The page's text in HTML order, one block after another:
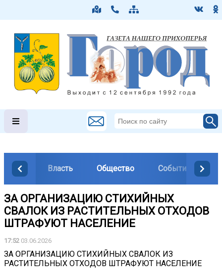
Власть Общество События
ЗА ОРГАНИЗАЦИЮ СТИХИЙНЫХ
СВАЛОК ИЗ РАСТИТЕЛЬНЫХ ОТХОДОВ
ШТРАФУЮТ НАСЕЛЕНИЕ
17:52 03.06.2026
ЗА ОРГАНИЗАЦИЮ СТИХИЙНЫХ СВАЛОК ИЗ
РАСТИТЕЛЬНЫХ ОТХОДОВ ШТРАФУЮТ НАСЕЛЕНИЕ